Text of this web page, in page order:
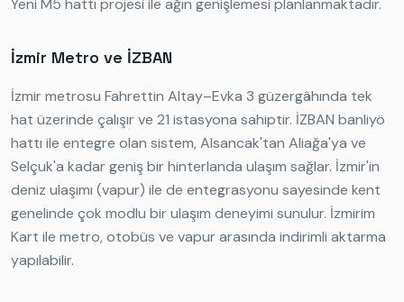
Yeni M5 hattı projesi ile ağın genişlemesi planlanmaktadır.
İzmir Metro ve İZBAN
İzmir metrosu Fahrettin Altay–Evka 3 güzergâhında tek
hat üzerinde çalışır ve 21 istasyona sahiptir. İZBAN banliyö
hattı ile entegre olan sistem, Alsancak'tan Aliağa'ya ve
Selçuk'a kadar geniş bir hinterlanda ulaşım sağlar. İzmir'in
deniz ulaşımı (vapur) ile de entegrasyonu sayesinde kent
genelinde çok modlu bir ulaşım deneyimi sunulur. İzmirim
Kart ile metro, otobüs ve vapur arasında indirimli aktarma
yapılabilir.